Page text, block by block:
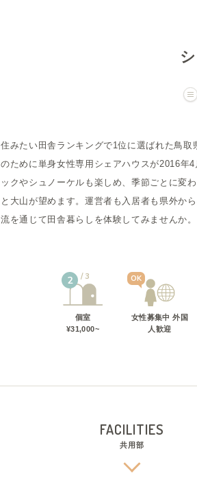
運営者
住みたい田舎ランキングで1位に選ばれた鳥
のために単身女性専用シェアハウスが2016年
ックやシュノーケルも楽しめ、季節ごとに変
と大山が望めます。運営者も入居者も県外か
流を通じて田舎暮らしを体験してみませんか。
2 3
個室
¥31,000~
OK
女性募集中 外国
人歓迎
FACILITIES
共用部